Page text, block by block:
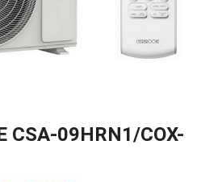
CSA-09HRN1/COX-